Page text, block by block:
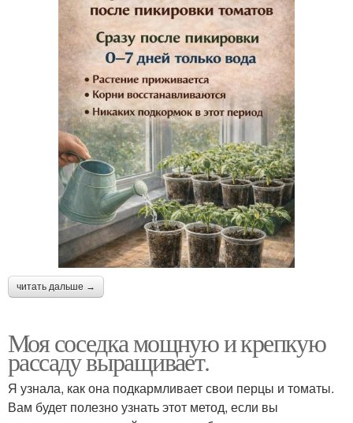
читать дальше →
Моя соседка мощную и крепкую
рассаду выращивает.
Я узнала, как она подкармливает свои перцы и томаты.
Вам будет полезно узнать этот метод, если вы